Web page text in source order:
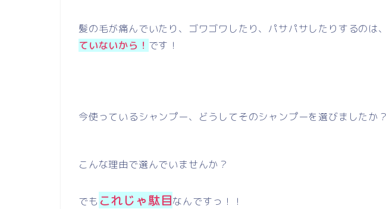
髪の毛が痛んでいたり、ゴワゴワしたり、パサパサしたりするのは
ていないから！ です！
今使っているシャンプー、どうしてそのシャンプーを選びましたか？
こんな理由で選んでいませんか？
でも これじゃ駄目なんですっ！！